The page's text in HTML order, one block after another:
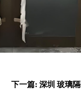
下一篇: 深圳 玻璃